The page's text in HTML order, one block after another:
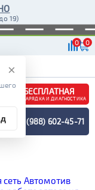
19)
0 0
БЕСПЛАТНАЯ
ЗАРЯДКА И ДИАГНОСТИКА
+7 (988) 602-45-71
×